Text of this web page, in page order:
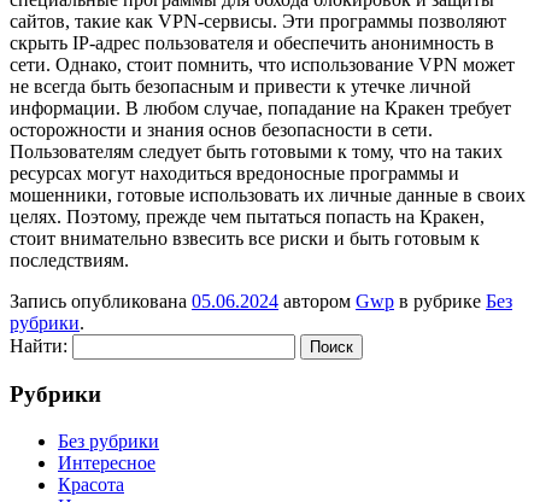
сайтов, такие как VPN-сервисы. Эти программы позволяют
скрыть IP-адрес пользователя и обеспечить анонимность в
сети. Однако, стоит помнить, что использование VPN может
не всегда быть безопасным и привести к утечке личной
информации. В любом случае, попадание на Кракен требует
осторожности и знания основ безопасности в сети.
Пользователям следует быть готовыми к тому, что на таких
ресурсах могут находиться вредоносные программы и
мошенники, готовые использовать их личные данные в своих
целях. Поэтому, прежде чем пытаться попасть на Кракен,
стоит внимательно взвесить все риски и быть готовым к
последствиям.
Запись опубликована 05.06.2024 автором Gwp в рубрике Без
рубрики.
Найти:
Рубрики
Без рубрики
Интересное
Красота